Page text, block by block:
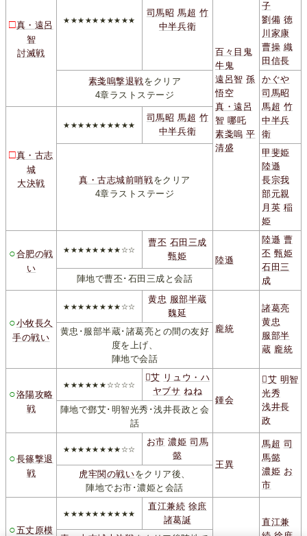
□真・遠呂
智
討滅戦
★★★★★★★★★★
司馬昭 馬超 竹
中半兵衛
百々目鬼
牛鬼
遠呂智 孫
悟空
真・遠呂
智 哪吒
素戔嗚 平
清盛
子
劉備 徳
川家康
曹操 織
田信長
素戔嗚撃退戦をクリア
4章ラストステージ
かぐや
司馬昭
馬超 竹
中半兵
衛
□真・古志
城
大決戦
★★★★★★★★★★
司馬昭 馬超 竹
中半兵衛
真・古志城前哨戦をクリア
4章ラストステージ
甲斐姫
陸遜
長宗我
部元親
月英 稲
姫
○合肥の戦
い
★★★★★★★★☆☆
曹丕 石田三成
甄姫
陸遜
陸遜 曹
丕 甄姫
石田三
成
陣地で曹丕･石田三成と会話
○小牧長久
手の戦い
★★★★★★★★☆☆
黄忠 服部半蔵
魏延
龐統
諸葛亮
黄忠
服部半
蔵 龐統
黄忠･服部半蔵･諸葛亮との間の友好
度を上げ、
陣地で会話
○洛陽攻略
戦
★★★★★★☆☆☆☆
艾 リュウ・ハ
ヤブサ ねね
鍾会
艾 明智
光秀
浅井長
政
陣地で鄧艾･明智光秀･浅井長政と会
話
○長篠撃退
戦
★★★★★★★★☆☆
お市 濃姫 司馬
懿
王異
馬超 司
馬懿
濃姫 お
市
虎牢関の戦いをクリア後、
陣地でお市･濃姫と会話
○五丈原模
★★★★★★★★★★
直江兼続 徐庶
諸葛誕
直江兼